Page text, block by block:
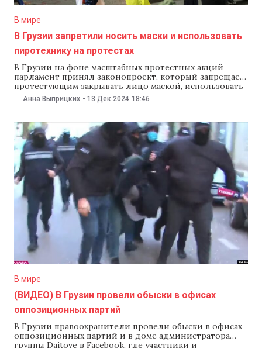
В мире
В Грузии запретили носить маски и использовать
пиротехнику на протестах
В Грузии на фоне масштабных протестных акций
парламент принял законопроект, который запрещает
протестующим закрывать лицо маской, использовать
пиротехнику или лазерные указки. На принятие
закона ушло три дня. Об этом 13 декабря сообщает
грузинского парламента, штраф за ношение масок
или других маскирующих лицо средств,
использование пиротехники,
Анна Выприцких - 13 Дек 2024 18:46
В мире
(ВИДЕО) В Грузии провели обыски в офисах
оппозиционных партий
В Грузии правоохранители провели обыски в офисах
оппозиционных партий и в доме администратора
группы Daitove в Facebook, где участники и